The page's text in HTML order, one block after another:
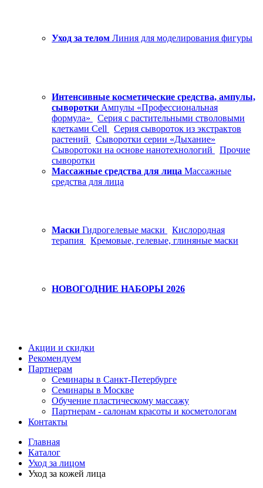
Уход за телом Линия для моделирования фигуры
Интенсивные косметические средства, ампулы,
сыворотки Ампулы «Профессиональная
формула»
Серия с растительными стволовыми
клетками Cell
Серия сывороток из экстрактов
растений
Сыворотки серии «Дыхание»
Сыворотоки на основе нанотехнологий
Прочие
сыворотки
Массажные средства для лица Массажные
средства для лица
Маски Гидрогелевые маски
Кислородная
терапия
Кремовые, гелевые, глиняные маски
НОВОГОДНИЕ НАБОРЫ 2026
Акции и скидки
Рекомендуем
Партнерам
Семинары в Санкт-Петербурге
Семинары в Москве
Обучение пластическому массажу
Партнерам - салонам красоты и косметологам
Контакты
Главная
Каталог
Уход за лицом
Уход за кожей лица